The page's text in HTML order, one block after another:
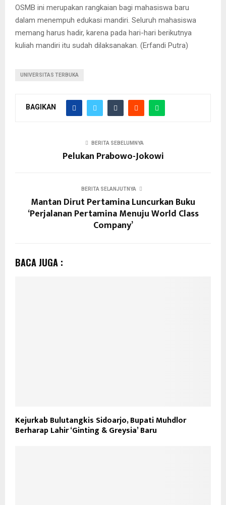
OSMB ini merupakan rangkaian bagi mahasiswa baru
dalam menempuh edukasi mandiri. Seluruh mahasiswa
memang harus hadir, karena pada hari-hari berikutnya
kuliah mandiri itu sudah dilaksanakan. (Erfandi Putra)
UNIVERSITAS TERBUKA
BAGIKAN
BERITA SEBELUMNYA
Pelukan Prabowo-Jokowi
BERITA SELANJUTNYA
Mantan Dirut Pertamina Luncurkan Buku
‘Perjalanan Pertamina Menuju World Class
Company’
BACA JUGA :
Kejurkab Bulutangkis Sidoarjo, Bupati Muhdlor
Berharap Lahir ‘Ginting & Greysia’ Baru